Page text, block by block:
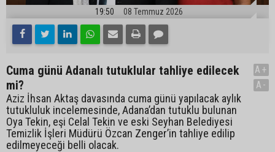
19:50 08 Temmuz 2026
Cuma günü Adanalı tutuklular tahliye edilecek
mi?
Aziz İhsan Aktaş davasında cuma günü yapılacak aylık
tutukluluk incelemesinde, Adana’dan tutuklu bulunan
Oya Tekin, eşi Celal Tekin ve eski Seyhan Belediyesi
Temizlik İşleri Müdürü Özcan Zenger’in tahliye edilip
edilmeyeceği belli olacak.
A+
A-